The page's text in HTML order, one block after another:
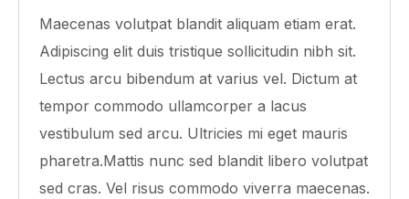
Maecenas volutpat blandit aliquam etiam erat.
Adipiscing elit duis tristique sollicitudin nibh sit.
Lectus arcu bibendum at varius vel. Dictum at
tempor commodo ullamcorper a lacus
vestibulum sed arcu. Ultricies mi eget mauris
pharetra.Mattis nunc sed blandit libero volutpat
sed cras. Vel risus commodo viverra maecenas.